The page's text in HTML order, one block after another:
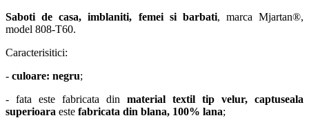
Saboti de casa, imblaniti, femei si barbati, marca Mjartan®,
model 808-T60.
Caracterisitici:
- culoare: negru;
- fata este fabricata din material textil tip velur, captuseala
superioara este fabricata din blana, 100% lana;